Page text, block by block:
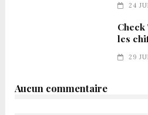
24
les
29
Aucun commentaire